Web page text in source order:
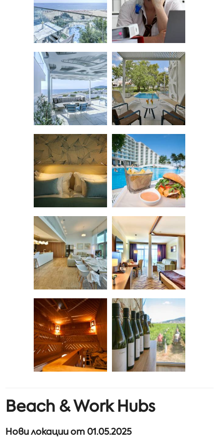
Beach & Work Hubs
Нови локации от 01.05.2025